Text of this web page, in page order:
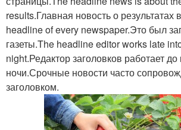
results.Главная новость о
headline of every newspaper.Это был
газеты.The headline editor works late
night.Редактор заголовков работает до
ночи.Срочные новости часто
заголовком.